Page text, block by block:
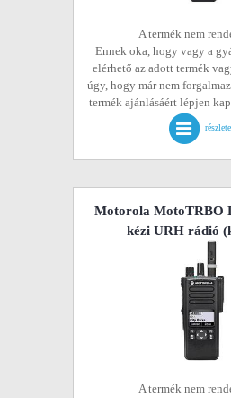
A termék nem
Ennek oka, hogy vagy a
elérhető az adott termék
úgy, hogy már nem
termék ajánlásáért lépjen
Motorola MotoTRBO
kézi URH rádió
A termék nem